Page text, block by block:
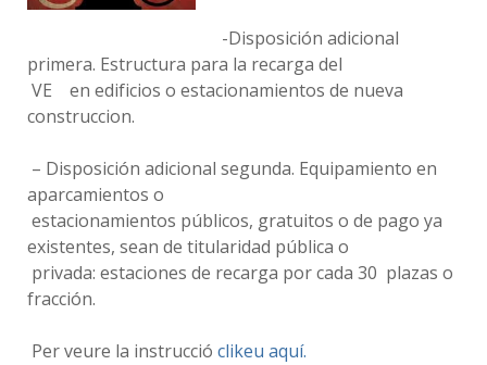
-Disposición adicional
primera. Estructura para la recarga del
VE en edificios o estacionamientos de nueva
construccion.
– Disposición adicional segunda. Equipamiento en
aparcamientos o
estacionamientos públicos, gratuitos o de pago ya
existentes, sean de titularidad pública o
privada: estaciones de recarga por cada 30 plazas o
fracción.
Per veure la instrucció clikeu aquí.